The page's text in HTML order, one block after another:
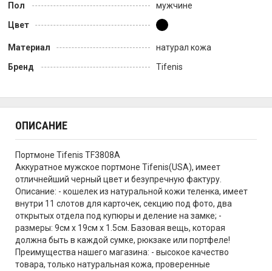
Пол
мужчине
Цвет
Материал
натурал кожа
Бренд
Tifenis
ОПИСАНИЕ
Портмоне Tifenis TF3808A
Аккуратное мужское портмоне Tifenis(USA), имеет
отличнейший черный цвет и безупречную фактуру.
Описание: - кошелек из натуральной кожи теленка, имеет
внутри 11 слотов для карточек, секцию под фото, два
открытых отдела под купюры и деление на замке; -
размеры: 9см х 19см х 1.5см. Базовая вещь, которая
должна быть в каждой сумке, рюкзаке или портфеле!
Преимущества нашего магазина: - высокое качество
товара, только натуральная кожа, проверенные